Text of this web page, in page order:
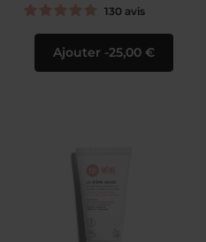
130 avis
Ajouter 25,00 €